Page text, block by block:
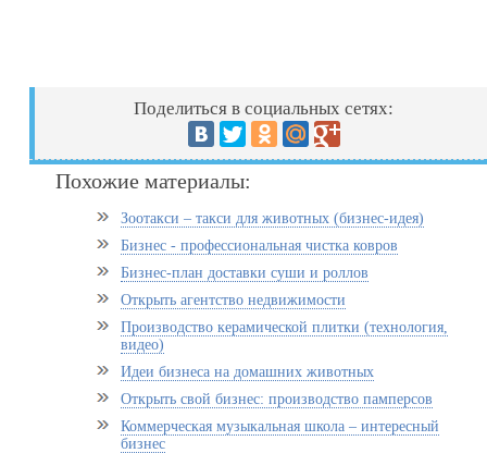
Поделиться в социальных сетях:
Похожие материалы:
Зоотакси – такси для животных (бизнес-идея)
Бизнес - профессиональная чистка ковров
Бизнес-план доставки суши и роллов
Открыть агентство недвижимости
Производство керамической плитки (технология,
видео)
Идеи бизнеса на домашних животных
Открыть свой бизнес: производство памперсов
Коммерческая музыкальная школа – интересный
бизнес